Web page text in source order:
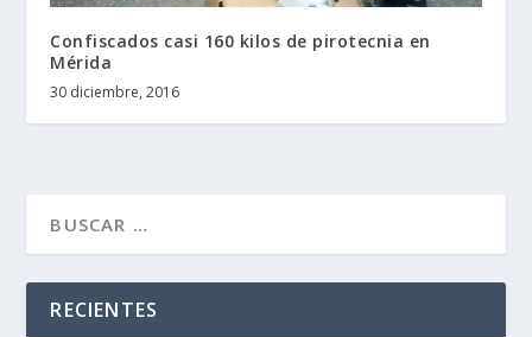
Confiscados casi 160 kilos de pirotecnia en
Mérida
30 diciembre, 2016
RECIENTES